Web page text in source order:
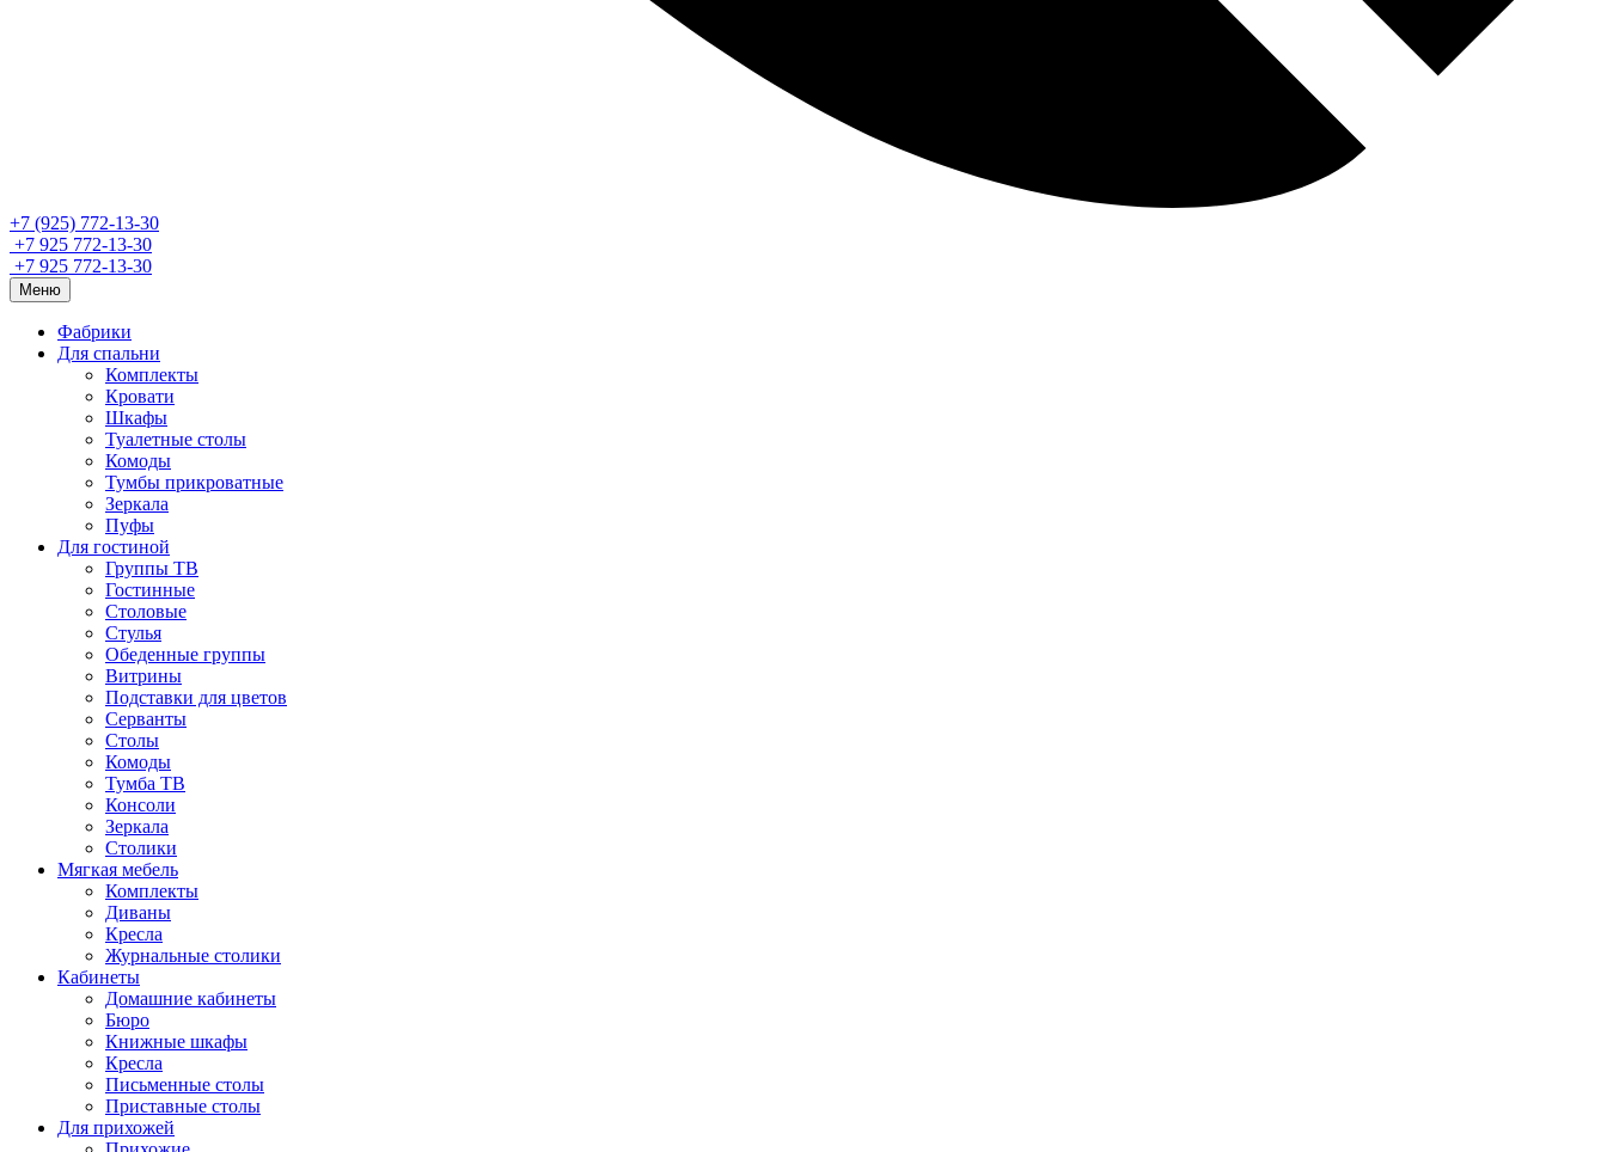
+7 (925) 772-13-30
+7 925 772-13-30
+7 925 772-13-30
Меню
Фабрики
Для спальни
Комплекты
Кровати
Шкафы
Туалетные столы
Комоды
Тумбы прикроватные
Зеркала
Пуфы
Для гостиной
Группы ТВ
Гостинные
Столовые
Стулья
Обеденные группы
Витрины
Подставки для цветов
Серванты
Столы
Комоды
Тумба ТВ
Консоли
Зеркала
Столики
Мягкая мебель
Комплекты
Диваны
Кресла
Журнальные столики
Кабинеты
Домашние кабинеты
Бюро
Книжные шкафы
Кресла
Письменные столы
Приставные столы
Для прихожей